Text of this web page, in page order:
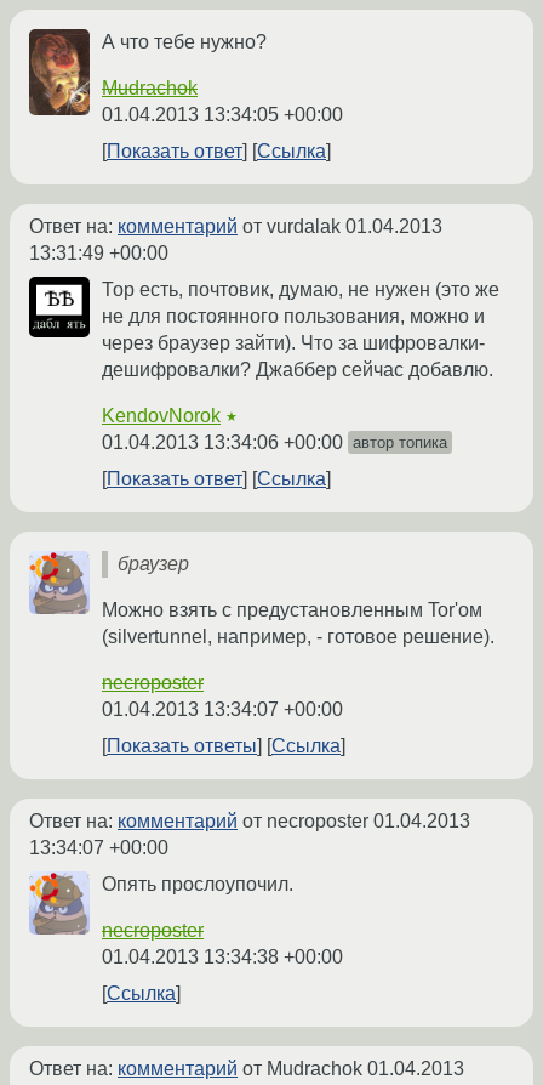
А что тебе нужно?
Mudrachok
01.04.2013 13:34:05 +00:00
Показать ответ
Ссылка
Ответ на: комментарий от vurdalak 01.04.2013
13:31:49 +00:00
Тор есть, почтовик, думаю, не нужен (это же
не для постоянного пользования, можно и
через браузер зайти). Что за шифровалки-
дешифровалки? Джаббер сейчас добавлю.
KendovNorok ★
01.04.2013 13:34:06 +00:00 автор топика
Показать ответ Ссылка
браузер
Можно взять с предустановленным Tor'ом
(silvertunnel, например, - готовое решение).
necroposter
01.04.2013 13:34:07 +00:00
Показать ответы
Ссылка
Ответ на: комментарий от necroposter 01.04.2013
13:34:07 +00:00
Опять прослоупочил.
necroposter
01.04.2013 13:34:38 +00:00
Ссылка
Ответ на: комментарий от Mudrachok 01.04.2013